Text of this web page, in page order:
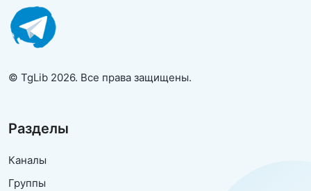
© TgLib 2026. Все права защищены.
Разделы
Каналы
Группы